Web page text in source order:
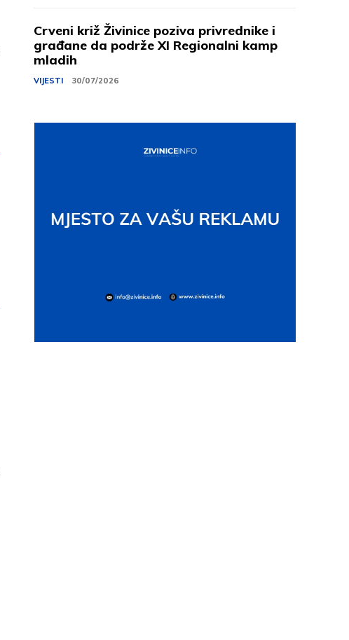
Crveni križ Živinice poziva privrednike i
građane da podrže XI Regionalni kamp
mladih
VIJESTI 30/07/2026